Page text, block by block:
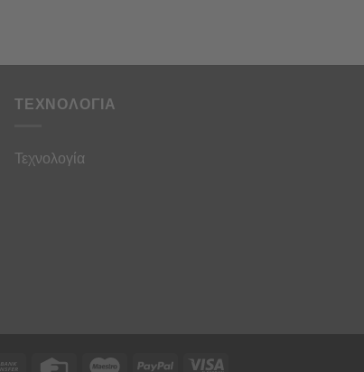
ΤΕΧΝΟΛΟΓΙΑ
Τεχνολογία
Bank Credit Maestro PayPal